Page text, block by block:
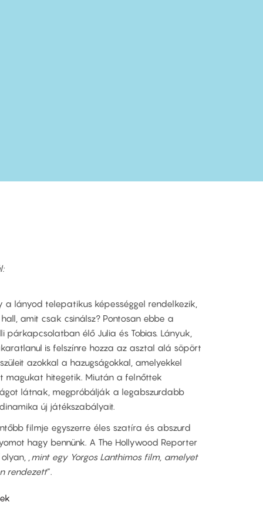
a lányod telepatikus képességgel rendelkezik,
amit csak csinálsz? Pontosan ebbe a
párkapcsolatban élő Julia és Tobias. Lányuk,
is felszínre hozza az asztal alá söpört
azokkal a hazugságokkal, amelyekkel
magukat hitegetik. Miután a felnőttek
látnak, megpróbálják a legabszurdabb
új játékszabályait.
filmje egyszerre éles szatíra és abszurd
hagy bennünk. A The Hollywood Reporter
„ mint egy Yorgos Lanthimos film, amelyet
rendezett”.